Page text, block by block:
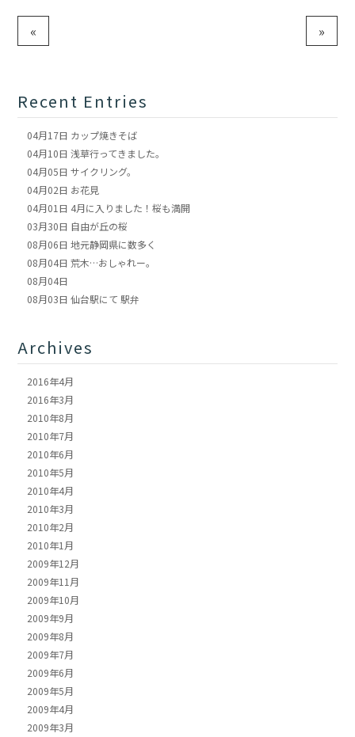
« »
Recent Entries
04月17日 カップ焼きそば
04月10日 浅草行ってきました。
04月05日 サイクリング。
04月02日 お花見
04月01日 4月に入りました！桜も満開
03月30日 自由が丘の桜
08月06日 地元静岡県に数多く
08月04日 荒木…おしゃれー。
08月04日
08月03日 仙台駅にて 駅弁
Archives
2016年4月
2016年3月
2010年8月
2010年7月
2010年6月
2010年5月
2010年4月
2010年3月
2010年2月
2010年1月
2009年12月
2009年11月
2009年10月
2009年9月
2009年8月
2009年7月
2009年6月
2009年5月
2009年4月
2009年3月